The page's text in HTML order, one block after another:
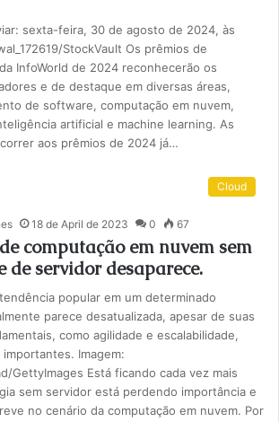
sexta-feira, 30 de agosto de 2024, às
StockVault Os prêmios de
InfoWorld de 2024 reconhecerão os
e de destaque em diversas áreas,
de software, computação em nuvem,
artificial e machine learning. As
aos prêmios de 2024 já…
Cloud
18 de April de 2023 0 67
computação em nuvem sem
de servidor desaparece.
popular em um determinado
parece desatualizada, apesar de suas
como agilidade e escalabilidade,
Imagem:
GettyImages Está ficando cada vez mais
sem servidor está perdendo importância e
no cenário da computação em nuvem. Por